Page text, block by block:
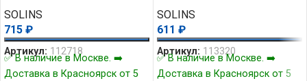
SOLINS
715 ₽
Артикул: 112718
✅ В наличие в Москве. ➡️
Доставка в Красноярск от 5
SOLINS
611 ₽
Артикул: 113320
✅ В наличие в Москве. ➡️
Доставка в Красноярск от 5